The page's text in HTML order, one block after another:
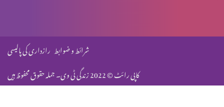
مرُدوں کی قیامت کے بارے میں سوال
کاپی رائٹ © 2022 زندگی ٹی وی۔ جملہ حقوق محفوظ ہیں
شرائط و ضوابط رازداری کی پالیسی